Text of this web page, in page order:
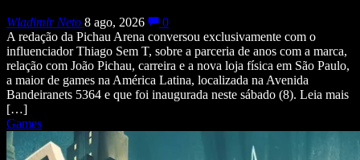
Wladimir Neto 8 ago, 2026
0
A redação da Pichau Arena conversou exclusivamente com o
influenciador Thiago Sem T, sobre a parceria de anos com a marca,
relação com João Pichau, carreira e a nova loja física em São Paulo,
a maior de games na América Latina, localizada na Avenida
Bandeiranets 5364 e que foi inaugurada neste sábado (8). Leia mais
[…]
Games